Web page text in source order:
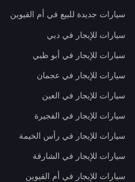
سيارات جديدة للبيع في أم القيوين
سيارات للإيجار في دبي
سيارات للإيجار في أبو ظبي
سيارات للإيجار في عجمان
سيارات للإيجار في العين
سيارات للإيجار في الفجيرة
سيارات للإيجار في رأس الخيمة
سيارات للإيجار في الشارقة
سيارات للإيجار في أم القيوين